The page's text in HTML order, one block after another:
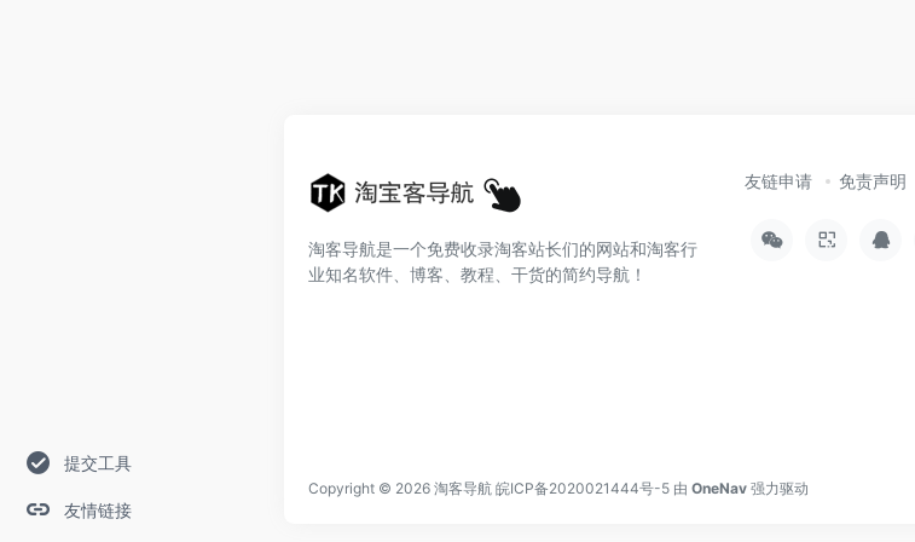
提交工具
友情链接
淘客导航是一个免费收录淘客站长们的网站和淘客行
业知名软件、博客、教程、干货的简约导航！
友链申请 免责声明
Copyright © 2026 淘客导航 皖ICP备2020021444号-5 由 OneNav 强力驱动